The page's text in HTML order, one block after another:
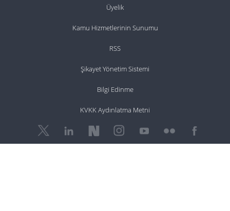
Üyelik
Kamu Hizmetlerinin Sunumu
RSS
Şikayet Yönetim Sistemi
Bilgi Edinme
KVKK Aydınlatma Metni